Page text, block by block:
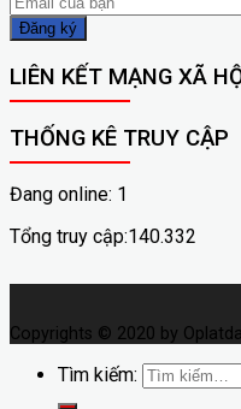
LIÊN KẾT MẠNG XÃ
THỐNG KÊ TRUY CẬP
Đang online: 1
Tổng truy cập:140.332
Copyrights © 2020 by
Tìm kiếm: